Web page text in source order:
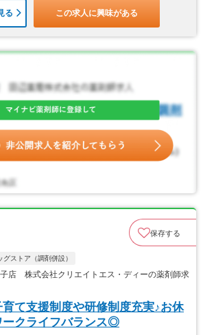
る この求人に興味がある
保存する
グストア（調剤併設）
店 株式会社クリエイトエス・ディーの薬剤師求
育て支援制度や研修制度充実♪お休
ークライフバランス◎